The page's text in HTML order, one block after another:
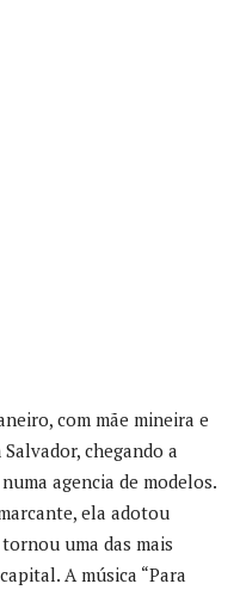
com mãe mineira e
chegando a
agencia de modelos.
ela adotou
uma das mais
A música “Para